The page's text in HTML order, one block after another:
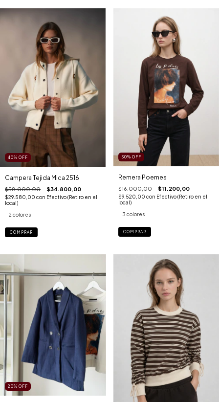
40% OFF
Campera Tejida Mica 2516
$58.000,00 $34.800,00
$29.580,00 con Efectivo (Retiro en el
local)
2 colores
COMPRAR
30% OFF
Remera Poemes
$16.000,00 $11.200,00
$9.520,00 con Efectivo (Retiro en el
local)
3 colores
COMPRAR
20% OFF